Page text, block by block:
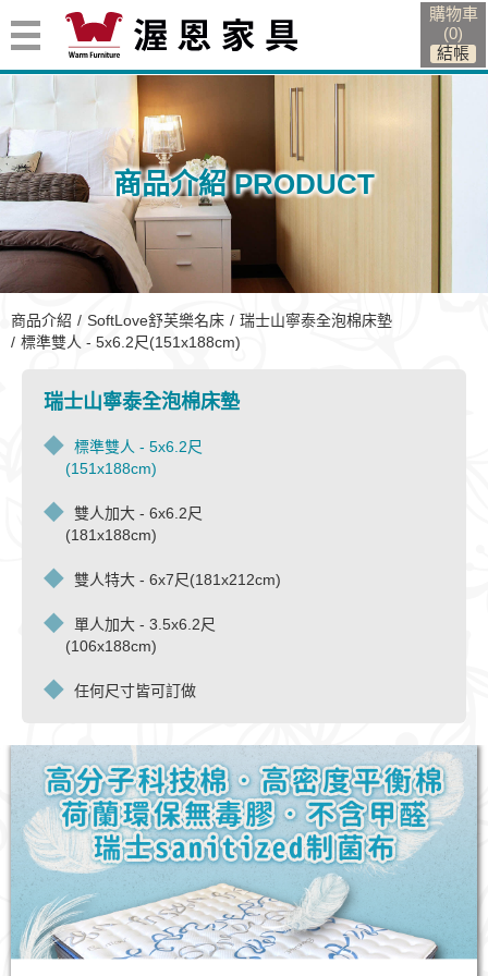
購物車
(0)
標準雙人 - 5x6.2尺(151x188cm)
商品介紹 PRODUCT
商品介紹 SoftLove舒芙樂名床
瑞士山寧泰全泡棉床墊
標準雙人 - 5x6.2尺(151x188cm)
瑞士山寧泰全泡棉床墊
標準雙人 - 5x6.2尺
(151x188cm)
雙人加大 - 6x6.2尺
(181x188cm)
雙人特大 - 6x7尺(181x212cm)
單人加大 - 3.5x6.2尺
(106x188cm)
任何尺寸皆可訂做